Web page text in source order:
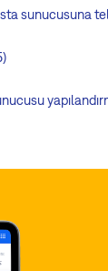
sunucusuna